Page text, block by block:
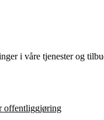
i våre tjenester og
offentliggjøring